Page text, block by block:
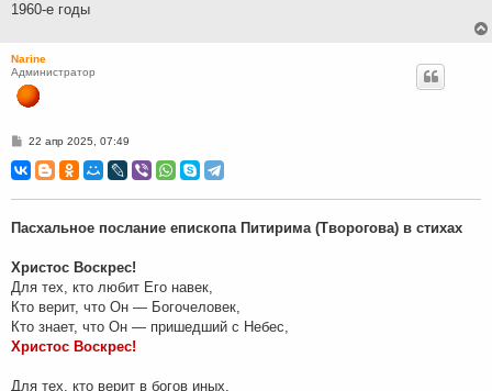
1960-е годы
Narine
Администратор
С
о
б
и
22 апр 2025, 07:49
Пасхальное послание епископа Питирима (Творогова) в стихах
Христос Воскрес!
Для тех, кто любит Его навек,
Кто верит, что Он — Богочеловек,
Кто знает, что Он — пришедший с Небес,
Христос Воскрес!
Для тех, кто верит в богов иных,